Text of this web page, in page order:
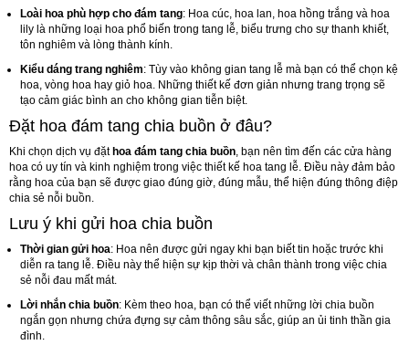
Loài hoa phù hợp cho đám tang: Hoa cúc, hoa lan, hoa hồng trắng và hoa
lily là những loại hoa phổ biến trong tang lễ, biểu trưng cho sự thanh khiết,
tôn nghiêm và lòng thành kính.
Kiểu dáng trang nghiêm: Tùy vào không gian tang lễ mà bạn có thể chọn kệ
hoa, vòng hoa hay giỏ hoa. Những thiết kế đơn giản nhưng trang trọng sẽ
tạo cảm giác bình an cho không gian tiễn biệt.
Đặt hoa đám tang chia buồn ở đâu?
Khi chọn dịch vụ đặt hoa đám tang chia buồn, bạn nên tìm đến các cửa hàng
hoa có uy tín và kinh nghiệm trong việc thiết kế hoa tang lễ. Điều này đảm bảo
rằng hoa của bạn sẽ được giao đúng giờ, đúng mẫu, thể hiện đúng thông điệp
chia sẻ nỗi buồn.
Lưu ý khi gửi hoa chia buồn
Thời gian gửi hoa: Hoa nên được gửi ngay khi bạn biết tin hoặc trước khi
diễn ra tang lễ. Điều này thể hiện sự kịp thời và chân thành trong việc chia
sẻ nỗi đau mất mát.
Lời nhắn chia buồn: Kèm theo hoa, bạn có thể viết những lời chia buồn
ngắn gọn nhưng chứa đựng sự cảm thông sâu sắc, giúp an ủi tinh thần gia
đình.